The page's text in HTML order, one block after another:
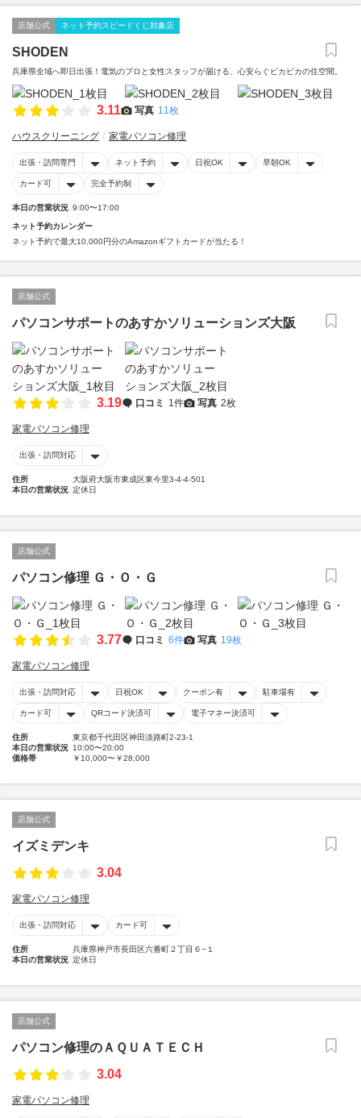
店舗公式 ネット予約スピードくじ対象店
SHODEN
兵庫県全域へ即日出張！電気のプロと女性スタッフが届ける、心安らぐピカピカの住空間。
3.11 写真 11枚
ハウスクリーニング 家電パソコン修理
出張・訪問専門 ネット予約 日祝OK 早朝OK
カード可 完全予約制
本日の営業状況 9:00〜17:00
ネット予約カレンダー
ネット予約で最大10,000円分のAmazonギフトカードが当たる！
店舗公式
パソコンサポートのあすかソリューションズ大阪
3.19 口コミ 1件 写真 2枚
家電パソコン修理
出張・訪問対応
住所
大阪府大阪市東成区東今里3-4-4-501
本日の営業状況 定休日
店舗公式
パソコン修理 Ｇ・Ｏ・Ｇ
3.77 口コミ 6件 写真 19枚
家電パソコン修理
出張・訪問対応 日祝OK クーポン有 駐車場有
カード可 QRコード決済可 電子マネー決済可
住所
東京都千代田区神田淡路町2-23-1
本日の営業状況 10:00〜20:00
価格帯
￥10,000〜￥28,000
店舗公式
イズミデンキ
3.04
家電パソコン修理
出張・訪問対応 カード可
住所
兵庫県神戸市長田区六番町２丁目６−１
本日の営業状況 定休日
店舗公式
パソコン修理のＡＱＵＡＴＥＣＨ
3.04
家電パソコン修理